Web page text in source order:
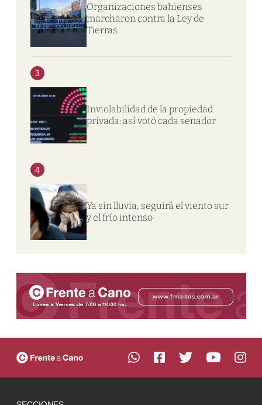
Organizaciones bahienses
marcharon contra la Ley de
Tierras
3
Inviolabilidad de la propiedad
privada: así votó cada senador
4
Ya sin lluvia, seguirá el viento sur
y el frío intenso